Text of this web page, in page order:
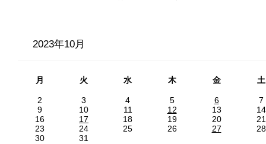
2023年10月
月 火 水 木 金 土
2 3 4 5 6
7
9
10 11 12 13
14
16
17 18 19 20
21
23
24 25 26 27
28
30
31